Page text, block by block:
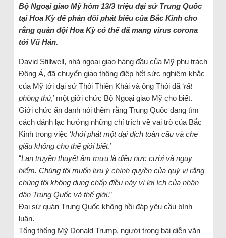
Bộ Ngoại giao Mỹ hôm 13/3 triệu đại sứ Trung Quốc
tại Hoa Kỳ để phản đối phát biểu của Bắc Kinh cho
rằng quân đội Hoa Kỳ có thể đã mang virus corona
tới Vũ Hán.
David Stillwell, nhà ngoại giao hàng đầu của Mỹ phụ trách
Đông Á, đã chuyển giao thông điệp hết sức nghiêm khắc
của Mỹ tới đại sứ Thôi Thiên Khải và ông Thôi đã ‘rất
phòng thủ,’ một giới chức Bộ Ngoại giao Mỹ cho biết.
Giới chức ẩn danh nói thêm rằng Trung Quốc đang tìm
cách đánh lạc hướng những chỉ trích về vai trò của Bắc
Kinh trong việc ‘khởi phát một đại dịch toàn cầu và che
giấu không cho thế giới biết.’
“Lan truyền thuyết âm mưu là điều nực cười và nguy
hiểm. Chúng tôi muốn lưu ý chính quyền của quý vị rằng
chúng tôi không dung chấp điều này vì lợi ích của nhân
dân Trung Quốc và thế giới.”
Đại sứ quán Trung Quốc không hồi đáp yêu cầu bình
luận.
Tổng thống Mỹ Donald Trump, người trong bài diễn văn